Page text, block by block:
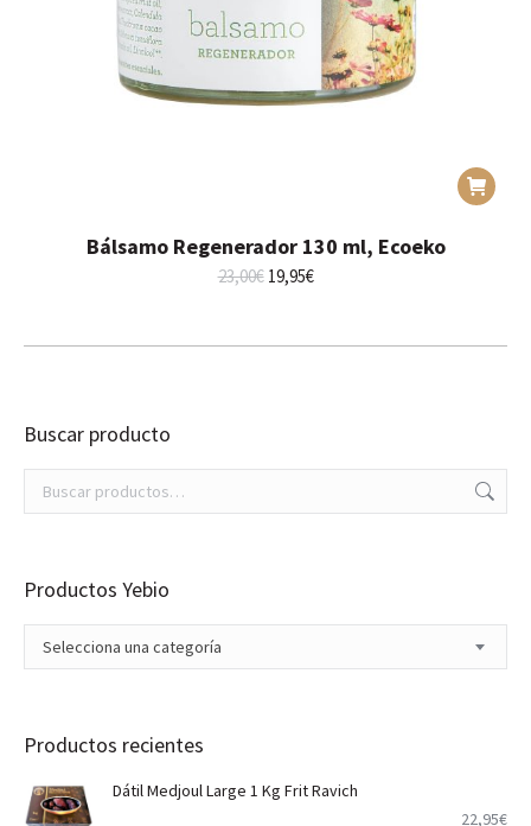
Bálsamo Regenerador 130 ml, Ecoeko
23,00€ El
era:
19,95€El
es:
Buscar producto
Productos Yebio
Selecciona una categoría
Productos recientes
Dátil Medjoul Large 1 Kg Frit Ravich
22,95€